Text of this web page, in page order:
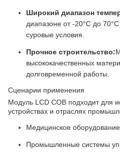
Широкий диапазон
диапазоне от -20°C до
суровые условия.
Прочное строительство:
высококачественных
долговременной работы.
Сценарии применения
Модуль LCD COB подходит для
устройствах и отраслях
Медицинское оборудование
Промышленные системы